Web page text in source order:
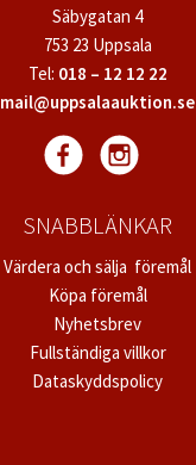
Säbygatan 4
753 23 Uppsala
Tel: 018 – 12 12 22
mail@uppsalaauktion.se
SNABBLÄNKAR
Värdera och sälja föremål
Köpa föremål
Nyhetsbrev
Fullständiga villkor
Dataskyddspolicy